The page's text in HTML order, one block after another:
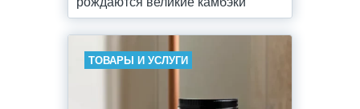
ТОВАРЫ И УСЛУГИ